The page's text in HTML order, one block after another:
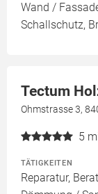
Wand /
Schallschutz,
Tectum
Ohmstrasse 3,
5
TÄTIGKEITEN
Reparatur,